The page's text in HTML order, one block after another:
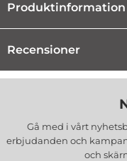
Produktinformation
Recensioner
Gå med i vårt
erbjudanden och
och